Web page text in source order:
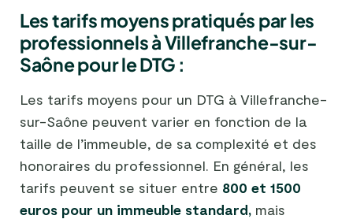
Les tarifs moyens pratiqués par les
professionnels à Villefranche-sur-
Saône pour le DTG :
Les tarifs moyens pour un DTG à Villefranche-
sur-Saône peuvent varier en fonction de la
taille de l’immeuble, de sa complexité et des
honoraires du professionnel. En général, les
tarifs peuvent se situer entre 800 et 1500
euros pour un immeuble standard, mais